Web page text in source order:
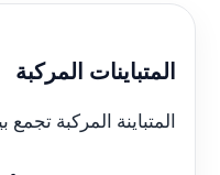
المتباينات المركبة
المتباينة المركبة